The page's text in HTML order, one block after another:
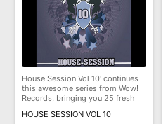
House Session Vol 10' continues
this awesome series from Wow!
Records, bringing you 25 fresh
HOUSE SESSION VOL 10